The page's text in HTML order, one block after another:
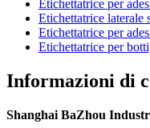
Etichettatrice per
Etichettatrice laterale
Etichettatrice per
Etichettatrice per
Informazioni di
Shanghai BaZhou